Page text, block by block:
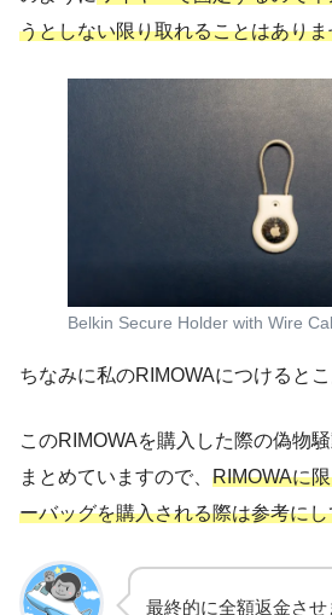
うとしない限り取れることはあり
Belkin Secure Holder with Wire
ちなみに私のRIMOWAにつけるとこ
このRIMOWAを購入した際の偽物
まとめていますので、 RIMOWAに
ーバッグを購入される際は参考に
最終的に全額返金さ